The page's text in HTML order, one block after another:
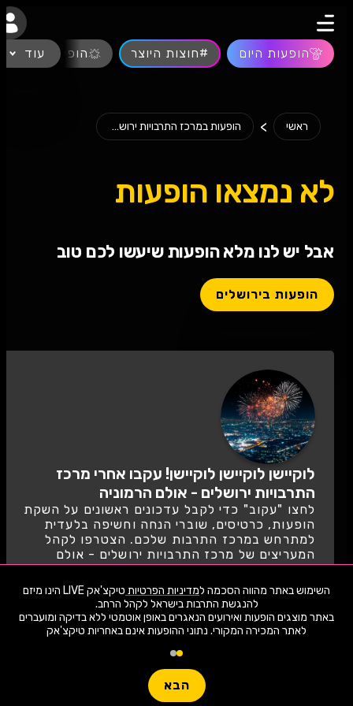
השימוש באתר מהווה הסכמה למדיניות הפרטיות
טיקצ'אק LIVE הינו מיזם
באתר מוצגים הופעות ואירועים הנאגרים באופן אוטמטי ללא בדיקה ומועברים
לאתר המכירה המקורי. נתוני ההופעות אינם באחריות טיקצ'אק
הבא
חפשו הופעה
הופעות היום #חוצות היוצר הופעות חיות
עוד
ראשי > הופעות במרכז התרבויות ירושלים...
לא נמצאו הופעות
אבל יש לנו מלא הופעות שיעשו לכם טוב
הופעות בירושלים
לוקיישן לוקיישן לוקיישן! עקבו אחרי מרכז
התרבויות ירושלים - אולם הרמוניה
לחצו "עקוב" כדי לקבל עדכונים ראשונים על השקת
הופעות, כרטיסים, שוברי הנחה וחשיפה בלעדית
למתרחש במרכז התרבות שלכם. הצטרפו לקהל
המעריצים של מרכז התרבויות ירושלים - אולם
הרמוניה
לעקוב